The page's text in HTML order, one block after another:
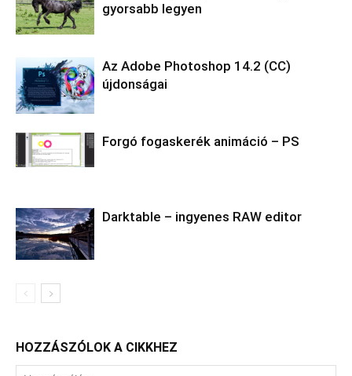
gyorsabb legyen
Az Adobe Photoshop 14.2 (CC)
újdonságai
Forgó fogaskerék animáció – PS
Darktable – ingyenes RAW editor
HOZZÁSZÓLOK A CIKKHEZ